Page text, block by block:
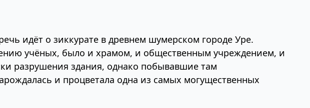
идёт о зиккурате в древнем шумерском городе Уре.
учёных, было и храмом, и общественным учреждением, и
разрушения здания, однако побывавшие там
и процветала одна из самых могущественных